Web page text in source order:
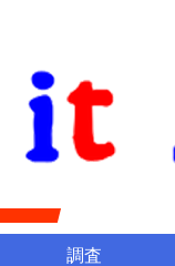
調査